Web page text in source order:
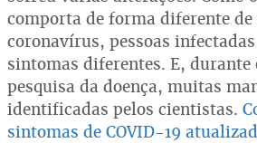
comporta de forma diferente
coronavírus, pessoas
sintomas diferentes. E, durante
pesquisa da doença, muitas
identificadas pelos cientistas.
sintomas de COVID-19